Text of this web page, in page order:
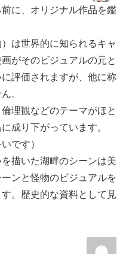
に、オリジナル作品を鑑
は世界的に知られるキャ
がそのビジュアルの元と
評価されますが、他に称
。
理観などのテーマがほと
成り下がっています。
です）
描いた湖畔のシーンは美
ンと怪物のビジュアルを
。歴史的な資料として見